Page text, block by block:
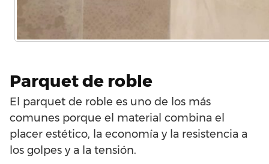
Parquet de roble
El parquet de roble es uno de los más
comunes porque el material combina el
placer estético, la economía y la resistencia a
los golpes y a la tensión.